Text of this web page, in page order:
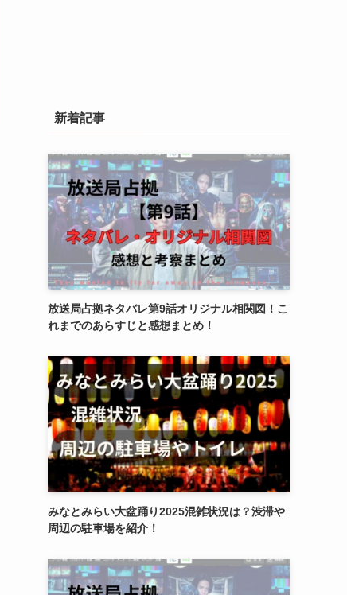
新着記事
放送局占拠ネタバレ第9話オリジナル相関図！こ
れまでのあらすじと感想まとめ！
みなとみらい大盆踊り2025混雑状況は？渋滞や
周辺の駐車場を紹介！